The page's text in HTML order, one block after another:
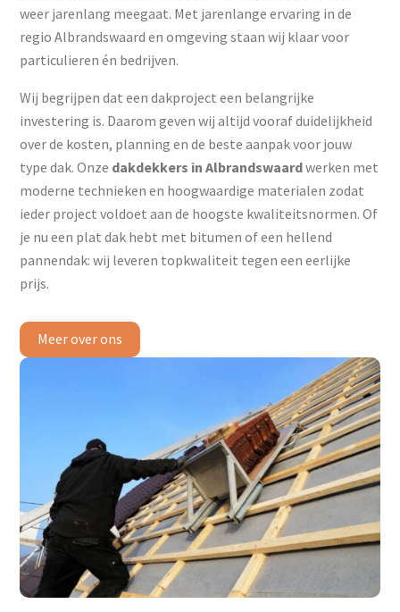
weer jarenlang meegaat. Met jarenlange ervaring in de
regio Albrandswaard en omgeving staan wij klaar voor
particulieren én bedrijven.
Wij begrijpen dat een dakproject een belangrijke
investering is. Daarom geven wij altijd vooraf duidelijkheid
over de kosten, planning en de beste aanpak voor jouw
type dak. Onze dakdekkers in Albrandswaardwerken met
moderne technieken en hoogwaardige materialen zodat
ieder project voldoet aan de hoogste kwaliteitsnormen. Of
je nu een plat dak hebt met bitumen of een hellend
pannendak: wij leveren topkwaliteit tegen een eerlijke
prijs.
Meer over ons